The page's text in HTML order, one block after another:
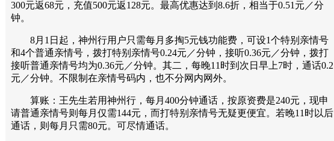
300元返68元，充值500元返128元。最高优惠达到8.6折，相当于0.51元／分
钟。
8月1日起，神州行用户只需每月多掏5元钱功能费，可设1个特别亲情号
和4个普通亲情号，拨打特别亲情号0.24元／分钟，接听0.36元／分钟，拨打
接听普通亲情号均为0.36元／分钟。其二，每晚11时到次日早上7时，通话0.2
元／分钟。不限制在亲情号码内，也不分网内网外。
算账：王先生若用神州行，每月400分钟通话，按原资费是240元，现申
请普通亲情号则每月仅需144元，而打特别亲情号无疑更便宜。若晚11时以后
通话，则每月只需80元。可尽情通话。